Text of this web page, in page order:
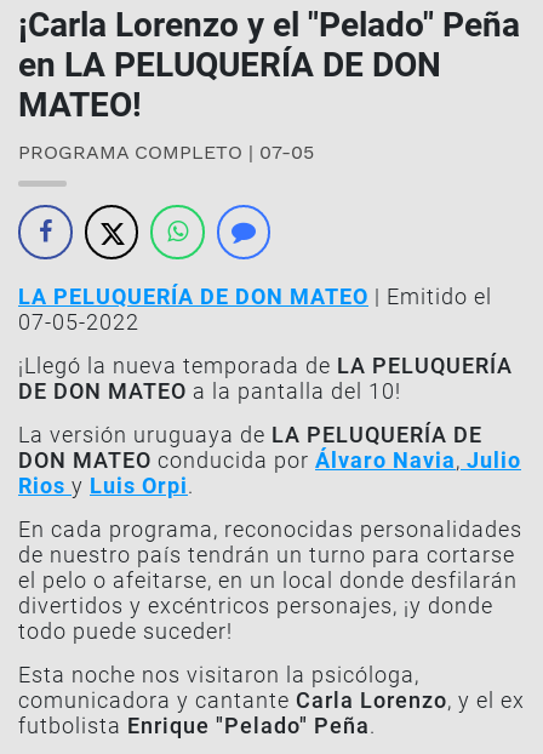
¡Carla Lorenzo y el "Pelado" Peña
en LA PELUQUERÍA DE DON
MATEO!
PROGRAMA COMPLETO | 07-05
LA PELUQUERÍA DE DON MATEO | Emitido el
07-05-2022
¡Llegó la nueva temporada de LA PELUQUERÍA
DE DON MATEO a la pantalla del 10!
La versión uruguaya de LA PELUQUERÍA DE
DON MATEO conducida por Álvaro Navia, Julio
Rios y Luis Orpi.
En cada programa, reconocidas personalidades
de nuestro país tendrán un turno para cortarse
el pelo o afeitarse, en un local donde desfilarán
divertidos y excéntricos personajes, ¡y donde
todo puede suceder!
Esta noche nos visitaron la psicóloga,
comunicadora y cantante Carla Lorenzo, y el ex
futbolista Enrique "Pelado" Peña.